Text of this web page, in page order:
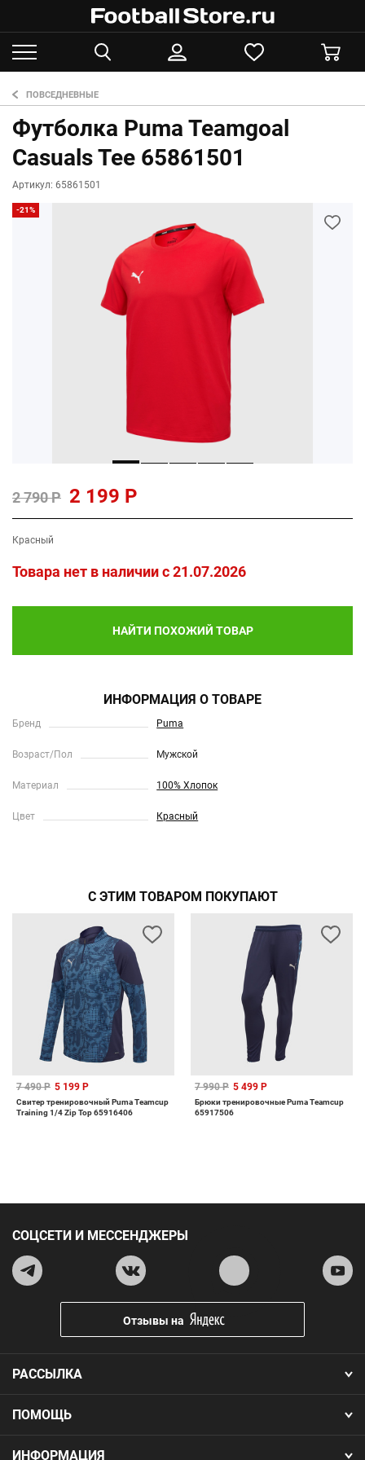
ПОВСЕДНЕВНЫЕ
Футболка Puma Teamgoal
Casuals Tee 65861501
Артикул: 65861501
-21%
2 790 Р 2 199 Р
Красный
Товара нет в наличии c 21.07.2026
НАЙТИ ПОХОЖИЙ ТОВАР
ИНФОРМАЦИЯ О ТОВАРЕ
Бренд Puma
Возраст/Пол Мужской
Материал 100% Хлопок
Цвет Красный
С ЭТИМ ТОВАРОМ ПОКУПАЮТ
7 490 Р 5 199 Р
Свитер тренировочный Puma Teamcup
Training 1/4 Zip Top 65916406
7 990 Р 5 499 Р
Брюки тренировочные Puma Teamcup
65917506
ПОМОЩЬ
ИНФОРМАЦИЯ
РАССЫЛКА
СОЦСЕТИ И МЕССЕНДЖЕРЫ
Отзывы на